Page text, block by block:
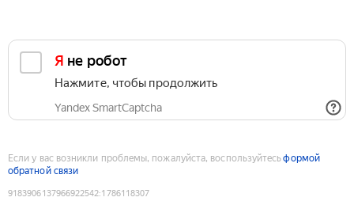
Я не робот
Нажмите, чтобы продолжить
Yandex SmartCaptcha
Если у вас возникли проблемы, пожалуйста, воспользуйтесьформой
обратной связи
9183906137966922542:1786118307